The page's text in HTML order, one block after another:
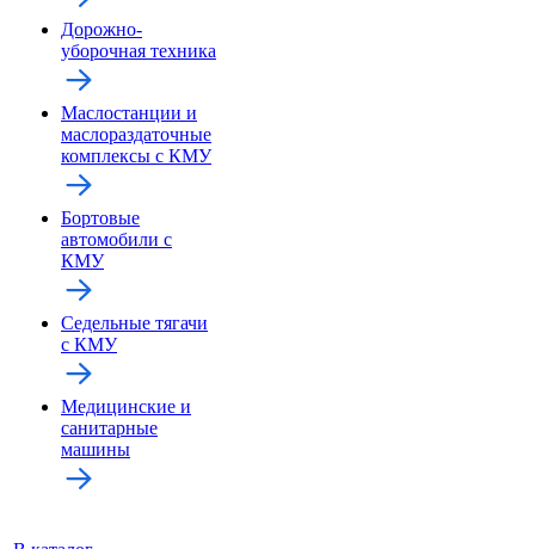
Дорожно-
уборочная техника
Маслостанции и
маслораздаточные
комплексы с КМУ
Бортовые
автомобили с
КМУ
Седельные тягачи
с КМУ
Медицинские и
санитарные
машины